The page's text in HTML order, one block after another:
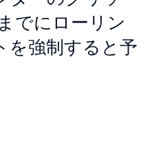
でにローリン
を強制すると予